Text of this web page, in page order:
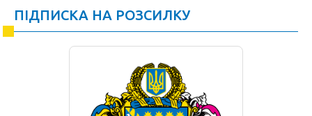
ПІДПИСКА НА РОЗСИЛКУ